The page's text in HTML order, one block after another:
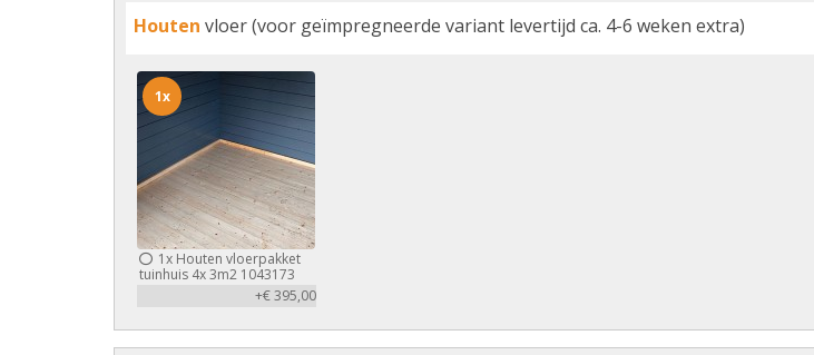
Houten vloer (voor geïmpregneerde variant levertijd ca. 4-6 weken extra)
1x Houten vloerpakket
tuinhuis 4x 3m2 1043173
+€ 395,00
1x